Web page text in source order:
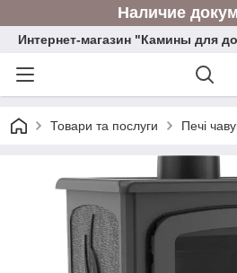
Наличие
Интернет-магазин "Камины для
Товари та послуги Печі